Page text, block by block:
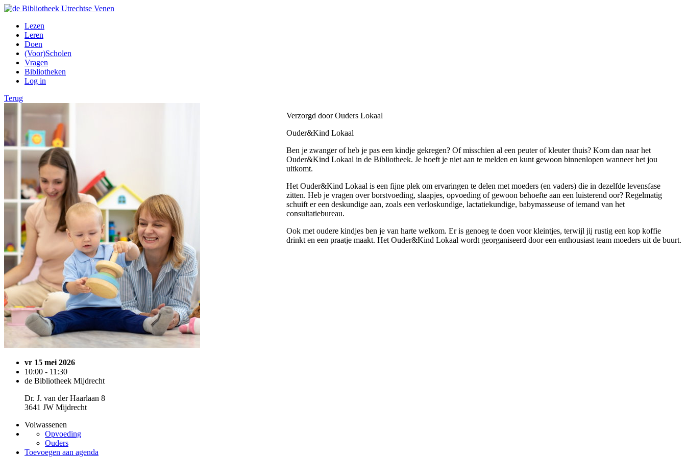
Lezen
Leren
Doen
(Voor)Scholen
Vragen
Bibliotheken
Log in
Terug
vr 15 mei 2026
10:00 - 11:30
de Bibliotheek Mijdrecht
Dr. J. van der Haarlaan 8
3641 JW Mijdrecht
Volwassenen
Opvoeding
Ouders
Toevoegen aan agenda
Verzorgd door Ouders Lokaal
Ouder&Kind Lokaal
Ben je zwanger of heb je pas een kindje gekregen? Of misschien al een peuter of kleuter thuis? Kom dan naar het
Ouder&Kind Lokaal in de Bibliotheek. Je hoeft je niet aan te melden en kunt gewoon binnenlopen wanneer het jou
uitkomt.
Het Ouder&Kind Lokaal is een fijne plek om ervaringen te delen met moeders (en vaders) die in dezelfde levensfase
zitten. Heb je vragen over borstvoeding, slaapjes, opvoeding of gewoon behoefte aan een luisterend oor? Regelmatig
schuift er een deskundige aan, zoals een verloskundige, lactatiekundige, babymasseuse of iemand van het
consultatiebureau.
Ook met oudere kindjes ben je van harte welkom. Er is genoeg te doen voor kleintjes, terwijl jij rustig een kop koffie
drinkt en een praatje maakt. Het Ouder&Kind Lokaal wordt georganiseerd door een enthousiast team moeders uit de buurt.